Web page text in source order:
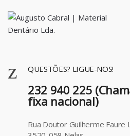
QUESTÕES? LIGUE-NOS!
232 940 225
fixa nacional)
Rua Doutor Guilherme Faure